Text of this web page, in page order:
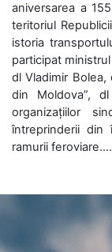
aniversarea a
teritoriul
istoria
participat
dl Vladimir Bolea,
din Moldova”,
organizațiilor
întreprinderii din
ramurii feroviare....